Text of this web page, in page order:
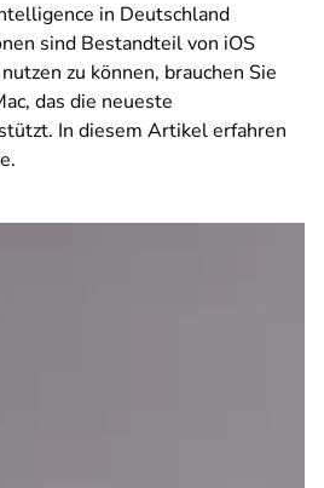
in Deutschland
sind Bestandteil von iOS
zu können, brauchen Sie
das die neueste
In diesem Artikel erfahren